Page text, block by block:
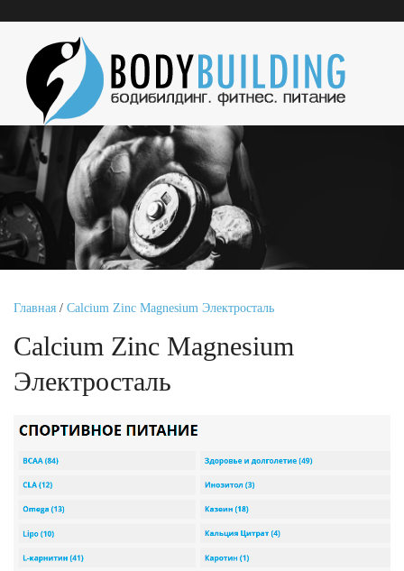
Главная / Calcium Zinc Magnesium Электросталь
Calcium Zinc Magnesium
Электросталь